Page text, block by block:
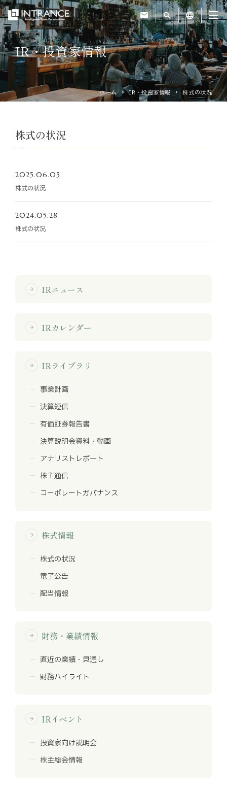
mail search language
トップ
企業情報
運営ホテル
IR・投資家情報
採用情報
お問い合わせ
IR・投資家情報
ホーム IR・投資家情報 株式の状況
株式の状況
2025.06.05
株式の状況
2024.05.28
株式の状況
arrow_forward IRニュース
arrow_forward IRカレンダー
arrow_forward IRライブラリ
事業計画
決算短信
有価証券報告書
決算説明会資料・動画
アナリストレポート
株主通信
コーポレートガバナンス
arrow_forward 株式情報
株式の状況
電子公告
配当情報
arrow_forward 財務・業績情報
直近の業績・見通し
財務ハイライト
arrow_forward IRイベント
投資家向け説明会
株主総会情報